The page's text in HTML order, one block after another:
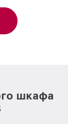
шкафа